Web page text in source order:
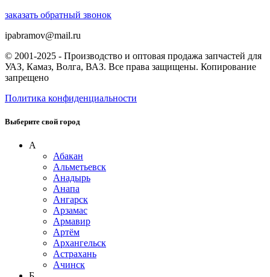
заказать обратный звонок
ipabramov@mail.ru
© 2001-2025 - Производство и оптовая продажа запчастей для
УАЗ, Камаз, Волга, ВАЗ. Все права защищены. Копирование
запрещено
Политика конфиденциальности
Выберите свой город
А
Абакан
Альметьевск
Анадырь
Анапа
Ангарск
Арзамас
Армавир
Артём
Архангельск
Астрахань
Ачинск